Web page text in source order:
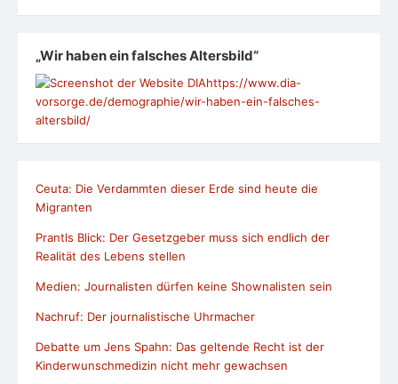
„Wir haben ein falsches Altersbild“
https://www.dia-
vorsorge.de/demographie/wir-haben-ein-falsches-
altersbild/
Ceuta: Die Verdammten dieser Erde sind heute die
Migranten
Prantls Blick: Der Gesetzgeber muss sich endlich der
Realität des Lebens stellen
Medien: Journalisten dürfen keine Shownalisten sein
Nachruf: Der journalistische Uhrmacher
Debatte um Jens Spahn: Das geltende Recht ist der
Kinderwunschmedizin nicht mehr gewachsen